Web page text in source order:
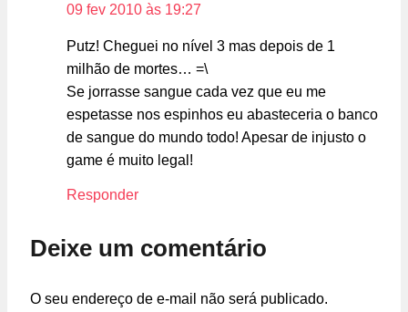
09 fev 2010 às 19:27
Putz! Cheguei no nível 3 mas depois de 1
milhão de mortes… =\
Se jorrasse sangue cada vez que eu me
espetasse nos espinhos eu abasteceria o banco
de sangue do mundo todo! Apesar de injusto o
game é muito legal!
Responder
Deixe um comentário
O seu endereço de e-mail não será publicado.